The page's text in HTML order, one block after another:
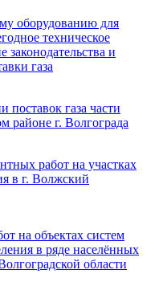
оборудованию для
техническое
законодательства и
газа
газа части
районе г. Волгограда
работ на участках
в г. Волжский
на объектах систем
в ряде населённых
области